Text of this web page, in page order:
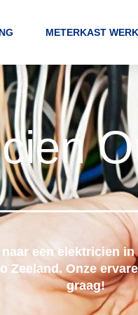
METERKAST
een elektricien
Zeeland. Onze
graag!